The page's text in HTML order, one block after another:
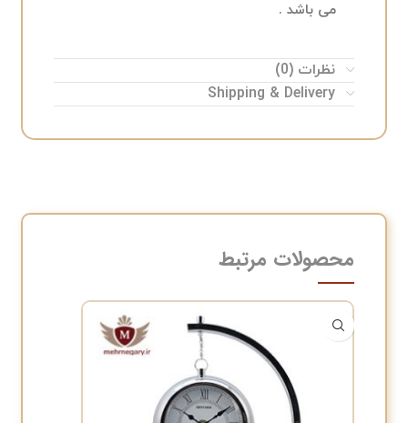
می باشد .
نظرات (0)
Shipping & Delivery
محصولات مرتبط